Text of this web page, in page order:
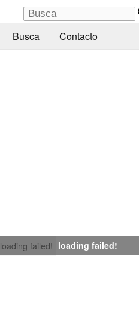
Busca Contacto
loading failed! loading failed!